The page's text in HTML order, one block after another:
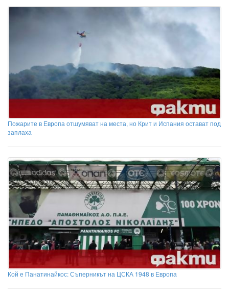
Пожарите в Европа отшумяват на места, но Крит и Испания остават под
заплаха
Кой е Панатинайкос: Съперникът на ЦСКА 1948 в Европа